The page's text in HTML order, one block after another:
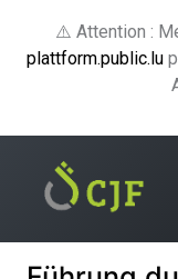
⚠️ Attention :
plattform.public.lu